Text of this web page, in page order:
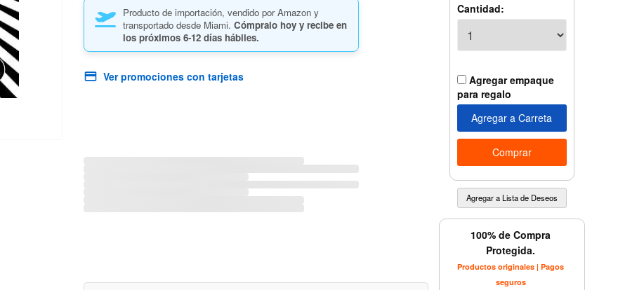
Producto de importación, vendido por Amazon y
transportado desde Miami. Cómpralo hoy y recibe en
los próximos 6-12 días hábiles.
Ver promociones con tarjetas
Cantidad:
Agregar empaque
para regalo
100% de Compra
Protegida.
Productos originales | Pagos
seguros